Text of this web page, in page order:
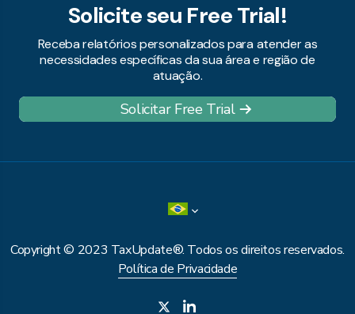
Solicite seu Free Trial!
Receba relatórios personalizados para atender as
necessidades específicas da sua área e região de
atuação.
Solicitar Free Trial
Copyright © 2023 TaxUpdate®. Todos os direitos reservados.
Política de Privacidade